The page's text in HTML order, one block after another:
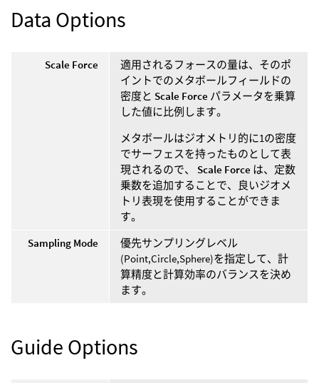
Data Options
Scale Force
適用されるフォースの量は、そのポ
イントでのメタボールフィールドの
密度と Scale Force パラメータを乗算
した値に比例します。
メタボールはジオメトリ的に1の密度
でサーフェスを持ったものとして表
現されるので、 Scale Force は、定数
乗数を追加することで、良いジオメ
トリ表現を使用することができま
す。
Sampling Mode
優先サンプリングレベル
(Point,Circle,Sphere)を指定して、計
算精度と計算効率のバランスを決め
ます。
Guide Options